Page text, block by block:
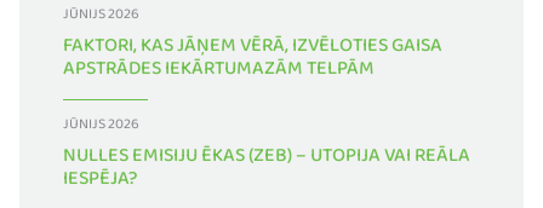
JŪNIJS 2026
FAKTORI, KAS JĀŅEM VĒRĀ, IZVĒLOTIES GAISA
APSTRĀDES IEKĀRTUMAZĀM TELPĀM
JŪNIJS 2026
NULLES EMISIJU ĒKAS (ZEB) – UTOPIJA VAI REĀLA
IESPĒJA?